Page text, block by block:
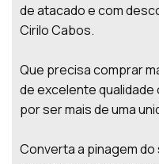
de atacado e com
Cirilo Cabos.
Que precisa comprar
de excelente qualidade
por ser mais de uma
Converta a pinagem do